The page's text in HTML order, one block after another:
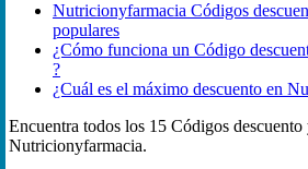
Nutricionyfarmacia Códigos
populares
¿Cómo funciona un Código
?
¿Cuál es el máximo descuento en
Encuentra todos los 15 Códigos descuento
Nutricionyfarmacia.